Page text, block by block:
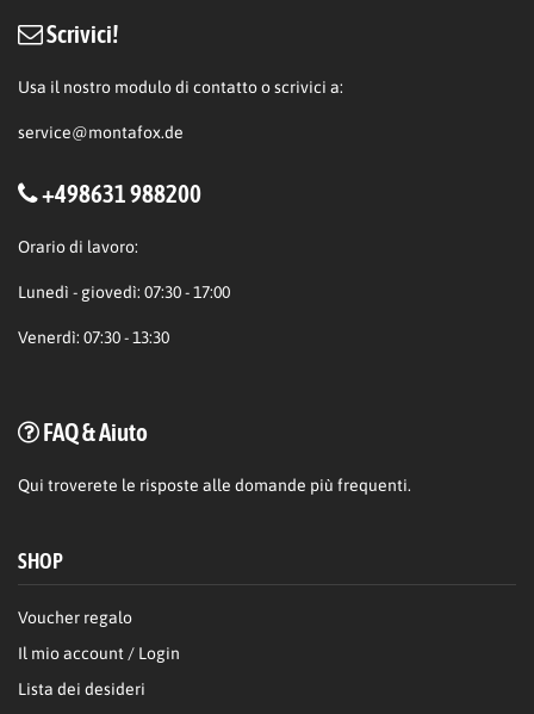
Scrivici!
Usa il nostro modulo di contatto o scrivici a:
service@montafox.de
+498631 988200
Orario di lavoro:
Lunedì - giovedì: 07:30 - 17:00
Venerdì: 07:30 - 13:30
FAQ & Aiuto
Qui troverete le risposte alle domande più frequenti.
SHOP
Voucher regalo
Il mio account / Login
Lista dei desideri